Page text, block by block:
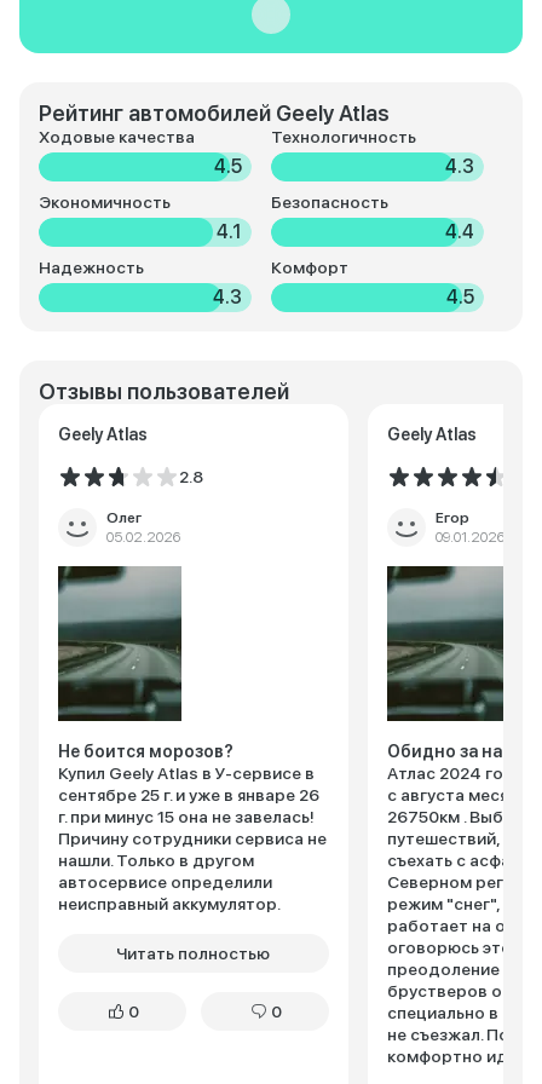
Рейтинг автомобилей Geely Atlas
Ходовые качества
4.5
Технологичность
4.3
Экономичность
4.1
Безопасность
4.4
Надежность
4.3
Комфорт
4.5
Отзывы пользователей
Geely Atlas
2.8
Олег
05.02.2026
Не боится морозов?
Купил Geely Atlas в У-сервисе в
сентябре 25 г. и уже в январе 26
г. при минус 15 она не завелась!
Причину сотрудники сервиса не
нашли. Только в другом
автосервисе определили
неисправный аккумулятор.
Читать полностью
0 0
Geely Atlas
Егор
09.01.2026
Обидно за наш
Атлас 2024 года в
с августа месяца,
26750км .
путешествий, с
съехать с
Северном
режим "снег",
работает на
оговорюсь это до
преодоление
брустверов от
специально в
не съезжал. По
комфортно идёт,